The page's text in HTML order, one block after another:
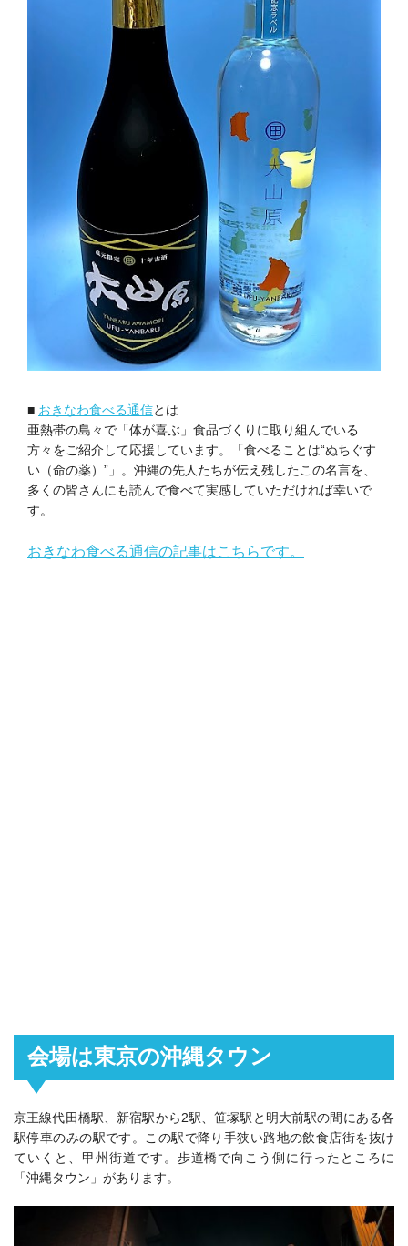
■ おきなわ食べる通信とは
亜熱帯の島々で「体が喜ぶ」食品づくりに取り組んでいる
方々をご紹介して応援しています。「食べることは“ぬちぐす
い（命の薬）”」。沖縄の先人たちが伝え残したこの名言を、
多くの皆さんにも読んで食べて実感していただければ幸いで
す。
おきなわ食べる通信の記事はこちらです。
会場は東京の沖縄タウン
京王線代田橋駅、新宿駅から2駅、笹塚駅と明大前駅の間にある各
駅停車のみの駅です。この駅で降り手狭い路地の飲食店街を抜け
ていくと、甲州街道です。歩道橋で向こう側に行ったところに
「沖縄タウン」があります。